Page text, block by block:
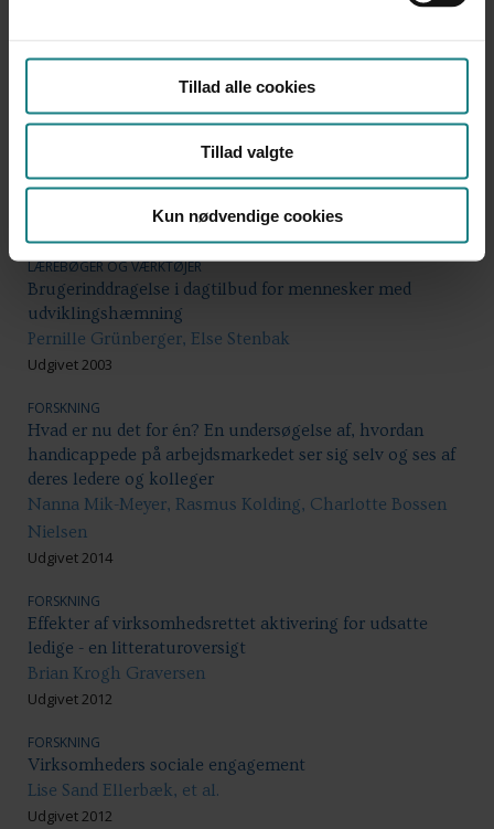
Tillad alle cookies
Tillad valgte
Kun nødvendige cookies
LÆREBØGER OG VÆRKTØJER
Fra beskyttet til støttet beskæftigelse – Inspiration til
den kommunale organisering af
beskæftigelsesindsatsen for mennesker med
funktionsnedsættelse
Puk Draiby, Karen Pedersen
LÆREBØGER OG VÆRKTØJER
Brugerinddragelse i dagtilbud for mennesker med
udviklingshæmning
Pernille Grünberger, Else Stenbak
Udgivet 2003
FORSKNING
Hvad er nu det for én? En undersøgelse af, hvordan
handicappede på arbejdsmarkedet ser sig selv og ses af
deres ledere og kolleger
Nanna Mik-Meyer, Rasmus Kolding, Charlotte Bossen
Nielsen
Udgivet 2014
FORSKNING
Effekter af virksomhedsrettet aktivering for udsatte
ledige - en litteraturoversigt
Brian Krogh Graversen
Udgivet 2012
FORSKNING
Virksomheders sociale engagement
Lise Sand Ellerbæk, et al.
Udgivet 2012